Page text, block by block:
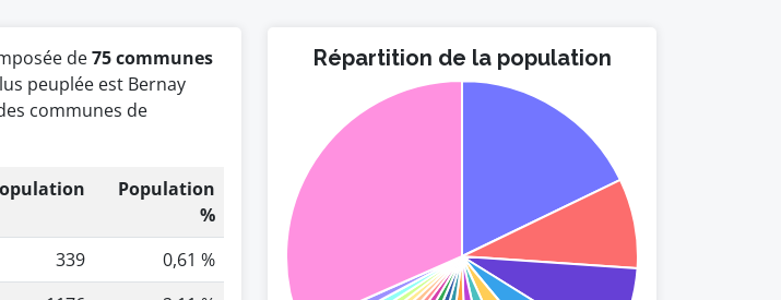
de75 communes
peuplée est Bernay
communes de
Population
%
339
0,61 %
Répartition de la population